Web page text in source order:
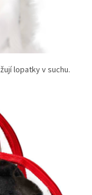
lopatky v suchu.